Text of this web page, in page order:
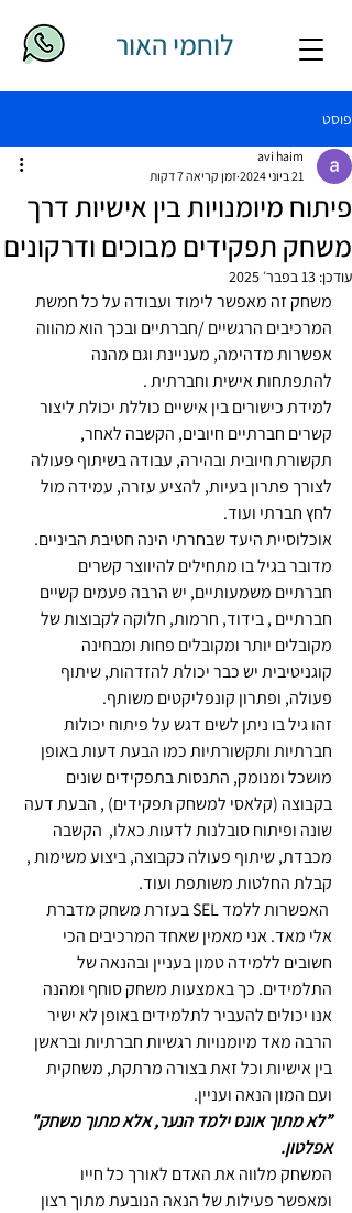
לוחמי האור
פוסט
פיתוח מיומנויות בין אישיות דרך
משחק תפקידים מבוכים ודרקונים
avi haim
21 ביוני 2024
זמן קריאה 7 דקות
עודכן: 13 בפבר׳ 2025
משחק זה מאפשר לימוד ועבודה על כל חמשת
המרכיבים הרגשיים /חברתיים ובכך הוא מהווה
אפשרות מדהימה, מעניינת וגם מהנה
להתפתחות אישית וחברתית .
למידת כישורים בין אישיים כוללת יכולת ליצור
קשרים חברתיים חיובים, הקשבה לאחר,
תקשורת חיובית ובהירה, עבודה בשיתוף פעולה
לצורך פתרון בעיות, להציע עזרה, עמידה מול
לחץ חברתי ועוד.
אוכלוסיית היעד שבחרתי הינה חטיבת הביניים.
מדובר בגיל בו מתחילים להיווצר קשרים
חברתיים משמעותיים, יש הרבה פעמים קשיים
חברתיים , בידוד, חרמות, חלוקה לקבוצות של
מקובלים יותר ומקובלים פחות ומבחינה
קוגניטיבית יש כבר יכולת להזדהות, שיתוף
פעולה, ופתרון קונפליקטים משותף.
זהו גיל בו ניתן לשים דגש על פיתוח יכולות
חברתיות ותקשורתיות כמו הבעת דעות באופן
מושכל ומנומק, התנסות בתפקידים שונים
בקבוצה (קלאסי למשחק תפקידים) , הבעת דעה
שונה ופיתוח סובלנות לדעות כאלו,  הקשבה
מכבדת, שיתוף פעולה כקבוצה, ביצוע משימות ,
קבלת החלטות משותפת ועוד.
האפשרות ללמד SEL בעזרת משחק מדברת
אלי מאד. אני מאמין שאחד המרכיבים הכי
חשובים ללמידה טמון בעניין ובהנאה של
התלמידים. כך באמצעות משחק סוחף ומהנה
אנו יכולים להעביר לתלמידים באופן לא ישיר
הרבה מאד מיומנויות רגשיות חברתיות ובראשן
בין אישיות וכל זאת בצורה מרתקת, משחקית
ועם המון הנאה ועניין.
”לא מתוך אונס ילמד הנער, אלא מתוך משחק"
אפלטון.
המשחק מלווה את האדם לאורך כל חייו
ומאפשר פעילות של הנאה הנובעת מתוך רצון